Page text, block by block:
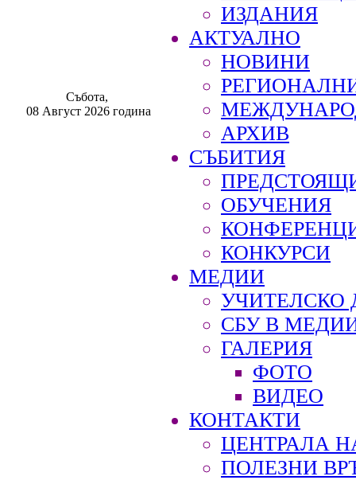
Събота,
08 Август 2026 година
ИЗДАНИЯ
АКТУАЛНО
НОВИНИ
АРХИВ
СЪБИТИЯ
ОБУЧЕНИЯ
КОНКУРСИ
МЕДИИ
УЧИТЕЛСКО
СБУ В
ГАЛЕРИЯ
ФОТО
ВИДЕО
КОНТАКТИ
ЦЕНТРАЛА
ПОЛЕЗНИ